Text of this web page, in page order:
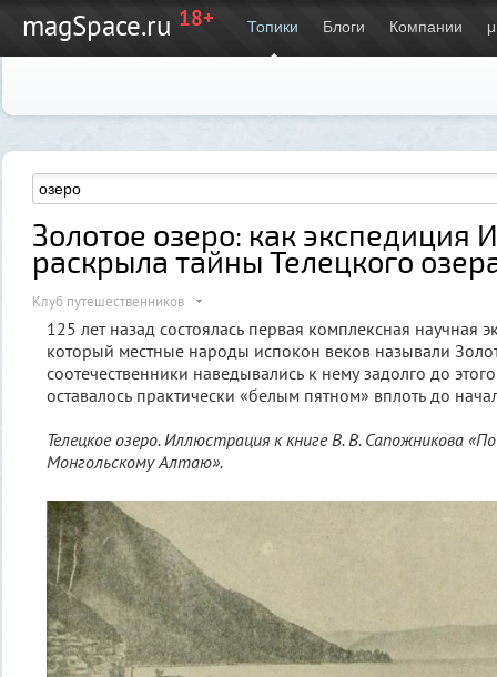
magSpace.ru 18+ Топики Блоги Компании μ
Золотое озеро: как экспедиция
раскрыла тайны Телецкого
Клуб путешественников
125 лет назад состоялась первая комплексная научная
который местные народы испокон веков называли
соотечественники наведывались к нему задолго до
оставалось практически «белым пятном» вплоть до
Телецкое озеро. Иллюстрация к книге В. В. Сапожникова
Монгольскому Алтаю».